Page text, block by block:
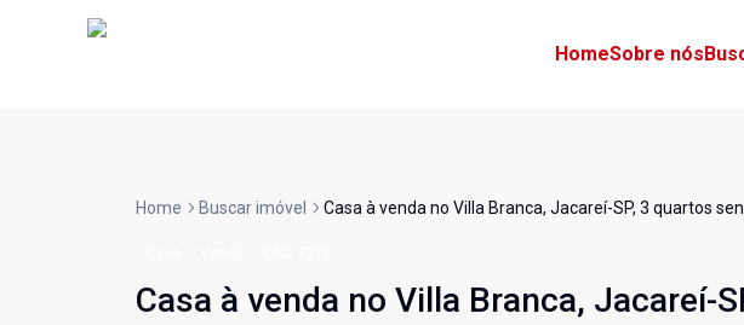
HomeSobre nós
Home Buscar imóvel Casa à venda no Villa Branca, Jacareí-SP, 3 quartos
Casa à venda no Villa Branca, Jacareí-